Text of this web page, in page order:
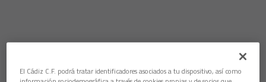
Aún no hay reacciones. ¡Sé el primero!
El Cádiz C.F. podrá tratar identificadores asociados a tu dispositivo, así como